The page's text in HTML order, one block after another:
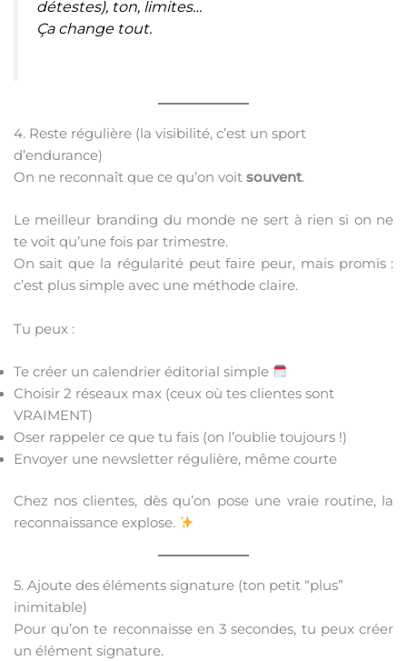
détestes), ton, limites…
Ça change tout.
4. Reste régulière (la visibilité, c’est un sport
d’endurance)
On ne reconnaît que ce qu’on voit souvent.
Le meilleur branding du monde ne sert à rien si on ne
te voit qu’une fois par trimestre.
On sait que la régularité peut faire peur, mais promis :
c’est plus simple avec une méthode claire.
Tu peux :
Te créer un calendrier éditorial simple
Choisir 2 réseaux max (ceux où tes clientes sont
VRAIMENT)
Oser rappeler ce que tu fais (on l’oublie toujours !)
Envoyer une newsletter régulière, même courte
Chez nos clientes, dès qu’on pose une vraie routine, la
reconnaissance explose.
5. Ajoute des éléments signature (ton petit “plus”
inimitable)
Pour qu’on te reconnaisse en 3 secondes, tu peux créer
un élément signature.